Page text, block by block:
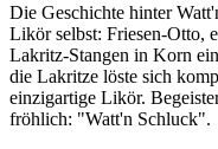
Die Geschichte hinter
Likör selbst: Friesen-Otto,
Lakritz-Stangen in Korn
die Lakritze löste sich
einzigartige Likör.
fröhlich: "Watt'n Schluck".